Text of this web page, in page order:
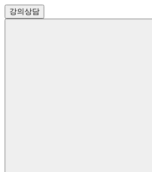
강의상담